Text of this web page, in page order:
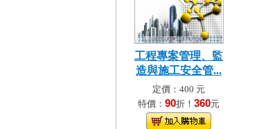
工程專案管理、監
造與施工安全管...
定價：400 元
特價： 90折！ 360元